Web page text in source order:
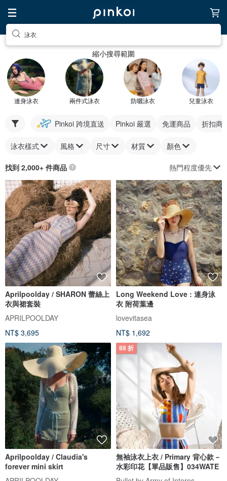
泳衣
縮小搜尋範圍
連身泳衣 兩件式泳衣 防曬泳衣 兒童泳衣
Pinkoi 跨境直送 Pinkoi 嚴選 免運商品 折扣商
泳衣樣式 風格 尺寸 材質 顏色
找到 2,000+ 件商品 熱門程度優先
Aprilpoolday / SHARON 蕾絲上
衣與裙套裝
APRILPOOLDAY
NT$ 3,695
Long Weekend Love : 連身泳
衣 附荷葉邊
lovevitasea
NT$ 1,692
Aprilpoolday / Claudia's
forever mini skirt
88 折
無袖泳衣上衣 / Primary 背心款－
水彩印花【單品販售】034WATE